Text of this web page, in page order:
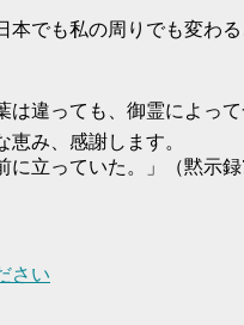
でも私の周りでも変わ
違っても、御霊によっ
み、感謝します。
立っていた。」（黙示録